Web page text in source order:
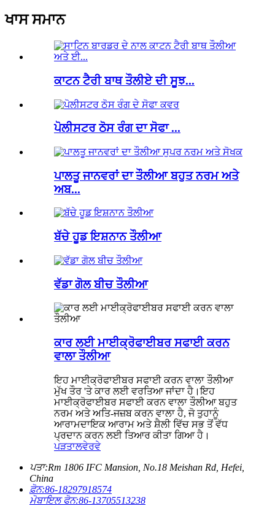
ਖਾਸ ਸਮਾਨ
ਕਾਟਨ ਟੈਰੀ ਬਾਥ ਤੌਲੀਏ ਦੀ ਸੂਝ...
ਪੋਲੀਸਟਰ ਠੋਸ ਰੰਗ ਦਾ ਸੋਫਾ ...
ਪਾਲਤੂ ਜਾਨਵਰਾਂ ਦਾ ਤੌਲੀਆ ਬਹੁਤ ਨਰਮ ਅਤੇ
ਅਬ...
ਬੱਚੇ ਹੂਡ ਇਸ਼ਨਾਨ ਤੌਲੀਆ
ਵੱਡਾ ਗੋਲ ਬੀਚ ਤੌਲੀਆ
ਕਾਰ ਲਈ ਮਾਈਕ੍ਰੋਫਾਈਬਰ ਸਫਾਈ ਕਰਨ
ਵਾਲਾ ਤੌਲੀਆ
ਇਹ ਮਾਈਕ੍ਰੋਫਾਈਬਰ ਸਫਾਈ ਕਰਨ ਵਾਲਾ ਤੌਲੀਆ
ਮੁੱਖ ਤੌਰ 'ਤੇ ਕਾਰ ਲਈ ਵਰਤਿਆ ਜਾਂਦਾ ਹੈ।ਇਹ
ਮਾਈਕ੍ਰੋਫਾਈਬਰ ਸਫਾਈ ਕਰਨ ਵਾਲਾ ਤੌਲੀਆ ਬਹੁਤ
ਨਰਮ ਅਤੇ ਅਤਿ-ਜਜ਼ਬ ਕਰਨ ਵਾਲਾ ਹੈ, ਜੋ ਤੁਹਾਨੂੰ
ਆਰਾਮਦਾਇਕ ਆਰਾਮ ਅਤੇ ਸ਼ੈਲੀ ਵਿੱਚ ਸਭ ਤੋਂ ਵੱਧ
ਪ੍ਰਦਾਨ ਕਰਨ ਲਈ ਤਿਆਰ ਕੀਤਾ ਗਿਆ ਹੈ।
ਪੜਤਾਲਵੇਰਵੇ
ਪਤਾ:Rm 1806 IFC Mansion, No.18 Meishan Rd, Hefei,
China
ਫ਼ੋਨ:86-18297918574
ਮੋਬਾਇਲ ਫੋਨ:86-13705513238